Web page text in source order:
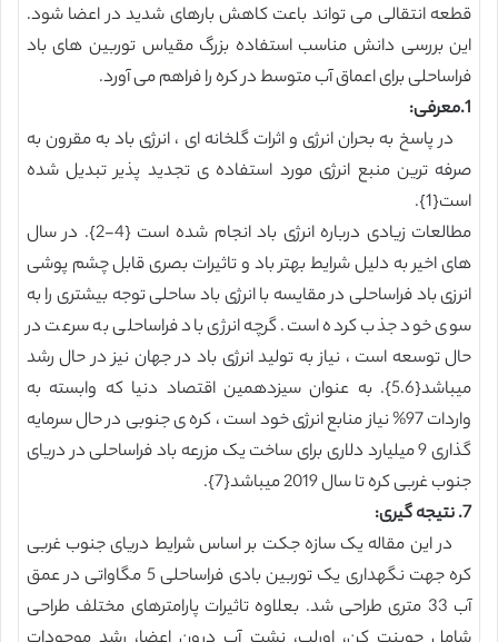
قطعه انتقالی می تواند باعت کاهش بارهای شدید در اعضا شود.
این بررسی دانش مناسب استفاده بزرگ مقیاس توربین های باد
فراساحلی برای اعماق آب متوسط در کره را فراهم می آورد.
1.معرفی:
در پاسخ به بحران انرژی و اثرات گلخانه ای ، انرژی باد به مقرون به
صرفه ترین منبع انرژی مورد استفاده ی تجدید پذیر تبدیل شده
است{1}.
مطالعات زیادی درباره انرژی باد انجام شده است {4-2}. در سال
های اخیر به دلیل شرایط بهتر باد و تاثیرات بصری قابل چشم پوشی
انرزی باد فراساحلی در مقایسه با انرژی باد ساحلی توجه بیشتری را به
سوی خود جذب کرده است. گرچه انرژی باد فراساحلی به سرعت در
حال توسعه است ، نیاز به تولید انرژی باد در جهان نیز در حال رشد
میباشد{5.6}. به عنوان سیزدهمین اقتصاد دنیا که وابسته به
واردات 97% نیاز منابع انرژی خود است ، کره ی جنوبی در حال سرمایه
گذاری 9 میلیارد دلاری برای ساخت یک مزرعه باد فراساحلی در دریای
جنوب غربی کره تا سال 2019 میباشد{7}.
7. نتیجه گیری:
در این مقاله یک سازه جکت بر اساس شرایط دریای جنوب غربی
کره جهت نگهداری یک توربین بادی فراساحلی 5 مگاواتی در عمق
آب 33 متری طراحی شد. بعلاوه تاثیرات پارامترهای مختلف طراحی